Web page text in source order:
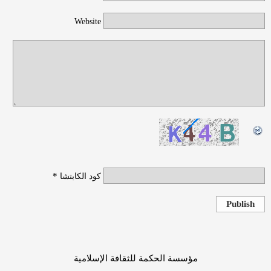
Website
كود الكابتشا *
Publish
مؤسسة الحكمة للثقافة الإسلامية